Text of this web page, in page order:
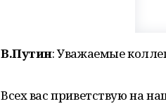
В.Путин: Уважаемые
Всех вас приветствую на